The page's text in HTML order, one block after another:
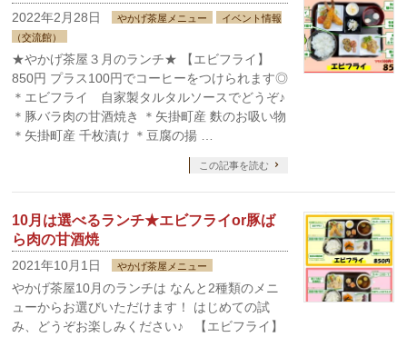
2022年2月28日 やかげ茶屋メニュー
イベント情報
（交流館）
★やかげ茶屋３月のランチ★ 【エビフライ】
850円 プラス100円でコーヒーをつけられます◎
＊エビフライ 自家製タルタルソースでどうぞ♪
＊豚バラ肉の甘酒焼き ＊矢掛町産 麩のお吸い物
＊矢掛町産 千枚漬け ＊豆腐の揚 …
この記事を読む
10月は選べるランチ★エビフライor豚ば
ら肉の甘酒焼
2021年10月1日 やかげ茶屋メニュー
やかげ茶屋10月のランチは なんと2種類のメニ
ューからお選びいただけます！ はじめての試
み、どうぞお楽しみください♪ 【エビフライ】